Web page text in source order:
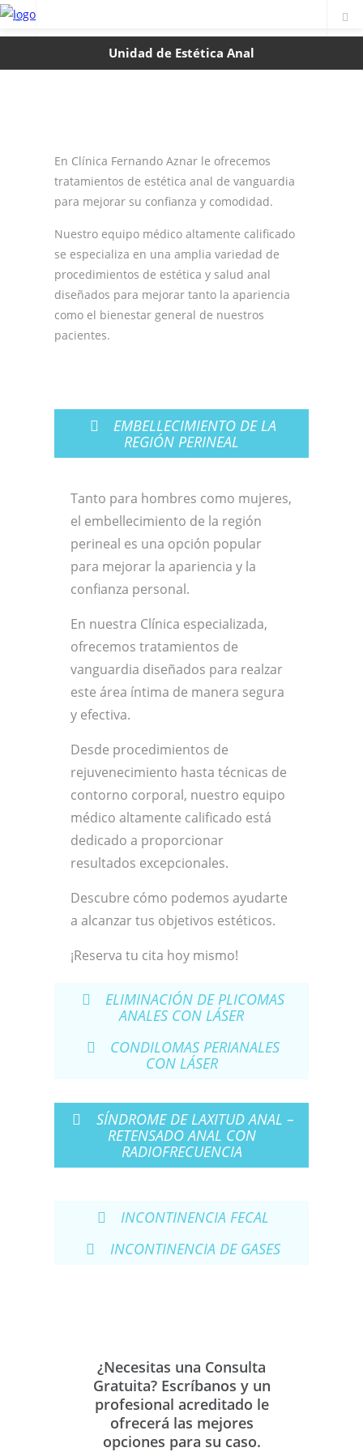
Unidad de Estética Anal
En Clínica Fernando Aznar le ofrecemos
tratamientos de estética anal de vanguardia
para mejorar su confianza y comodidad.
Nuestro equipo médico altamente calificado
se especializa en una amplia variedad de
procedimientos de estética y salud anal
diseñados para mejorar tanto la apariencia
como el bienestar general de nuestros
pacientes.
EMBELLECIMIENTO DE LA
REGIÓN PERINEAL
Tanto para hombres como mujeres,
el embellecimiento de la región
perineal es una opción popular
para mejorar la apariencia y la
confianza personal.
En nuestra Clínica especializada,
ofrecemos tratamientos de
vanguardia diseñados para realzar
este área íntima de manera segura
y efectiva.
Desde procedimientos de
rejuvenecimiento hasta técnicas de
contorno corporal, nuestro equipo
médico altamente calificado está
dedicado a proporcionar
resultados excepcionales.
Descubre cómo podemos ayudarte
a alcanzar tus objetivos estéticos.
¡Reserva tu cita hoy mismo!
ELIMINACIÓN DE PLICOMAS
ANALES CON LÁSER
CONDILOMAS PERIANALES
CON LÁSER
SÍNDROME DE LAXITUD ANAL –
RETENSADO ANAL CON
RADIOFRECUENCIA
INCONTINENCIA FECAL
INCONTINENCIA DE GASES
¿Necesitas una Consulta
Gratuita? Escríbanos y un
profesional acreditado le
ofrecerá las mejores
opciones para su caso.